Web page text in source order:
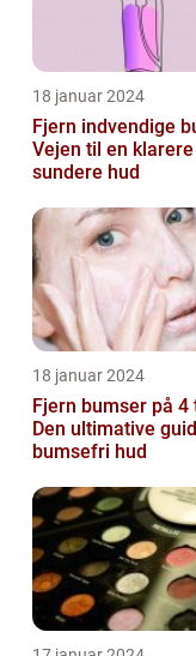
18 januar 2024
Fjern indvendige
Vejen til en
sundere hud
18 januar 2024
Fjern bumser på 4
Den ultimative
bumsefri hud